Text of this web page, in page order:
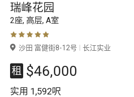
更多楼盘
豪宅专家
豪宅分行
瑞峰花园
2座, 高层, A室
沙田 富健街8-12号 长江实业
租 $46,000
实用 1,592呎